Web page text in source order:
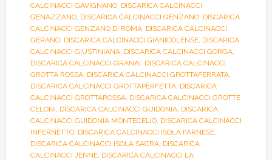
CALCINACCI GAVIGNANO, DISCARICA CALCINACCI
GENAZZANO, DISCARICA CALCINACCI GENZANO, DISCARICA
CALCINACCI GENZANO DI ROMA, DISCARICA CALCINACCI
GERANO, DISCARICA CALCINACCI GIANICOLENSE, DISCARICA
CALCINACCI GIUSTINIANA, DISCARICA CALCINACCI GORGA,
DISCARICA CALCINACCI GRANAI, DISCARICA CALCINACCI
GROTTA ROSSA, DISCARICA CALCINACCI GROTTAFERRATA,
DISCARICA CALCINACCI GROTTAPERFETTA, DISCARICA
CALCINACCI GROTTAROSSA, DISCARICA CALCINACCI GROTTE
CELONI, DISCARICA CALCINACCI GUIDONIA, DISCARICA
CALCINACCI GUIDONIA MONTECELIO, DISCARICA CALCINACCI
INFERNETTO, DISCARICA CALCINACCI ISOLA FARNESE,
DISCARICA CALCINACCI ISOLA SACRA, DISCARICA
CALCINACCI JENNE, DISCARICA CALCINACCI LA